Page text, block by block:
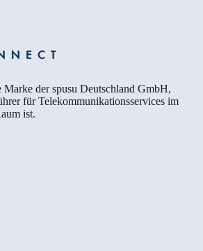
der spusu Deutschland GmbH,
für Telekommunikationsservices im
ist.